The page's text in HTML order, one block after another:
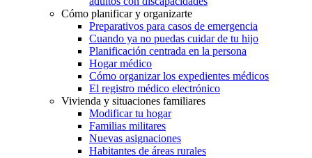
Cómo planificar y organizarte
Preparativos para casos de emergencia
Cuando ya no puedas cuidar de tu hijo
Planificación centrada en la persona
Hogar médico
Cómo organizar los expedientes médicos
El registro médico electrónico
Vivienda y situaciones familiares
Modificar tu hogar
Familias militares
Nuevas asignaciones
Habitantes de áreas rurales